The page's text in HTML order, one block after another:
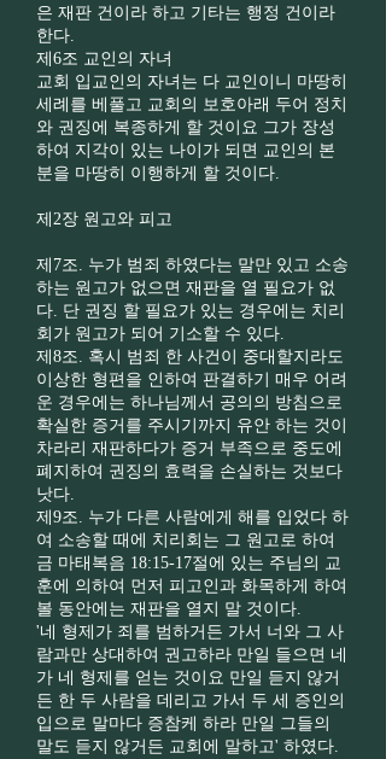
은 재판 건이라 하고 기타는 행정 건이라
한다.
제6조 교인의 자녀
교회 입교인의 자녀는 다 교인이니 마땅히
세례를 베풀고 교회의 보호아래 두어 정치
와 권징에 복종하게 할 것이요 그가 장성
하여 지각이 있는 나이가 되면 교인의 본
분을 마땅히 이행하게 할 것이다.
제2장 원고와 피고
제7조. 누가 범죄 하였다는 말만 있고 소송
하는 원고가 없으면 재판을 열 필요가 없
다. 단 권징 할 필요가 있는 경우에는 치리
회가 원고가 되어 기소할 수 있다.
제8조. 혹시 범죄 한 사건이 중대할지라도
이상한 형편을 인하여 판결하기 매우 어려
운 경우에는 하나님께서 공의의 방침으로
확실한 증거를 주시기까지 유안 하는 것이
차라리 재판하다가 증거 부족으로 중도에
폐지하여 권징의 효력을 손실하는 것보다
낫다.
제9조. 누가 다른 사람에게 해를 입었다 하
여 소송할 때에 치리회는 그 원고로 하여
금 마태복음 18:15-17절에 있는 주님의 교
훈에 의하여 먼저 피고인과 화목하게 하여
볼 동안에는 재판을 열지 말 것이다.
'네 형제가 죄를 범하거든 가서 너와 그 사
람과만 상대하여 권고하라 만일 들으면 네
가 네 형제를 얻는 것이요 만일 듣지 않거
든 한 두 사람을 데리고 가서 두 세 증인의
입으로 말마다 증참케 하라 만일 그들의
말도 듣지 않거든 교회에 말하고' 하였다.